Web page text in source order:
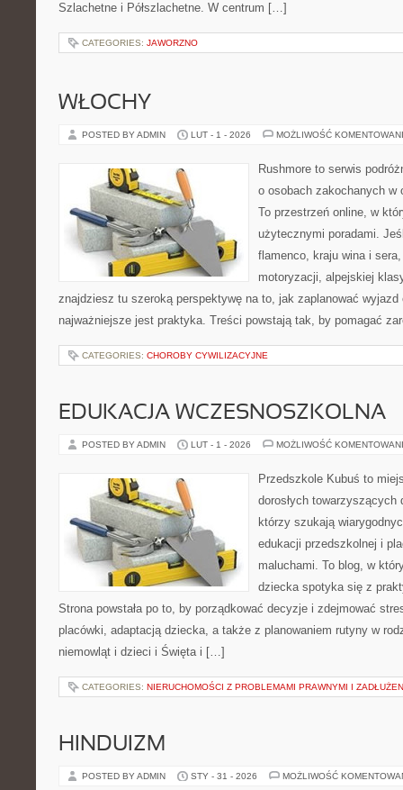
Szlachetne i Półszlachetne. W centrum […]
CATEGORIES: JAWORZNO
WŁOCHY
POSTED BY ADMIN LUT - 1 - 2026 MOŻLIWOŚĆ
Rushmore to serwis
o osobach zakochanych w
To przestrzeń online, w
użytecznymi poradami.
flamenco, kraju wina i
motoryzacji, alpejskiej
znajdziesz tu szeroką perspektywę na to, jak zaplanować wyjazd
najważniejsze jest praktyka. Treści powstają tak, by pomagać
CATEGORIES: CHOROBY CYWILIZACYJNE
EDUKACJA WCZESNOSZKOLNA
POSTED BY ADMIN LUT - 1 - 2026 MOŻLIWOŚĆ
Przedszkole Kubuś to
dorosłych
którzy szukają
edukacji przedszkolnej i
maluchami. To blog, w
dziecka spotyka się z
Strona powstała po to, by porządkować decyzje i zdejmować
placówki, adaptacją dziecka, a także z planowaniem rutyny w
niemowląt i dzieci i Święta i […]
CATEGORIES: NIERUCHOMOŚCI Z PROBLEMAMI PRAWNYMI I
HINDUIZM
POSTED BY ADMIN STY - 31 - 2026 MOŻLIWOŚĆ